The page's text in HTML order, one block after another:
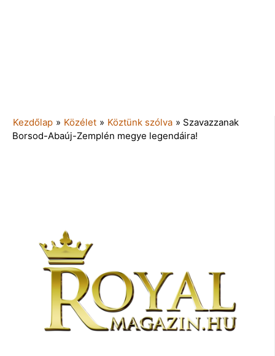
Kezdőlap » Közélet » Köztünk szólva » Szavazzanak
Borsod-Abaúj-Zemplén megye legendáira!